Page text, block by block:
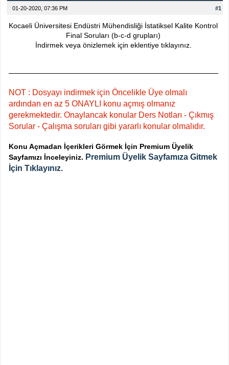
#1
01-20-2020, 07:36 PM
Kocaeli Üniversitesi Endüstri Mühendisliği İstatiksel Kalite Kontrol
Final Soruları (b-c-d grupları)
İndirmek veya önizlemek için eklentiye tıklayınız.
NOT : Dosyayı indirmek için Öncelikle Üye olmalı
ardından en az 5 ONAYLI konu açmış olmanız
gerekmektedir. Onaylancak konular Ders Notları - Çıkmış
Sorular - Çalışma soruları gibi yararlı konular olmalıdır.
Konu Açmadan İçerikleri Görmek İçin Premium Üyelik
Sayfamızı İnceleyiniz. Premium Üyelik Sayfamıza Gitmek
İçin Tıklayınız.